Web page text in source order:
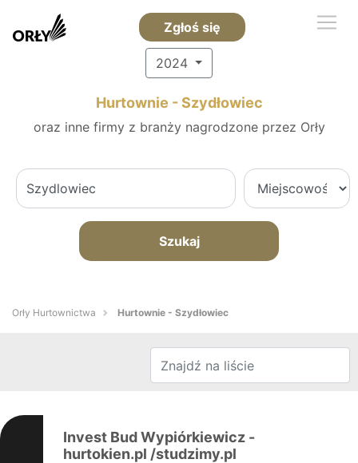
Zgłoś się
2024
Hurtownie - Szydłowiec
oraz inne firmy z branży nagrodzone przez Orły
Szukaj
Orły Hurtownictwa Hurtownie - Szydłowiec
Invest Bud Wypiórkiewicz -
hurtokien.pl /studzimy.pl